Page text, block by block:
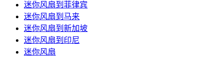
迷你风扇到菲律宾
迷你风扇到马来
迷你风扇到新加坡
迷你风扇到印尼
迷你风扇